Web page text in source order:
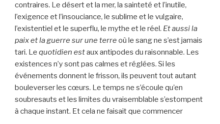
contraires. Le désert et la mer, la sainteté et l’inutile,
l’exigence et l’insouciance, le sublime et le vulgaire,
l’existentiel et le superflu, le mythe et le réel. Et aussi la
paix et la guerre sur une terre où le sang ne s’est jamais
tari. Le quotidien estaux antipodes du raisonnable. Les
existences n’y sont pas calmes et réglées. Si les
événements donnent le frisson, ils peuvent tout autant
bouleverser les cœurs. Le temps ne s’écoule qu’en
soubresauts et les limites du vraisemblable s’estompent
à chaque instant. Et cela ne faisait que commencer